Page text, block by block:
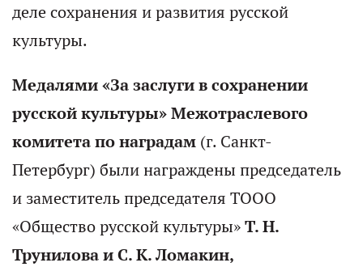
деле сохранения и развития русской
культуры.
Медалями «За заслуги в сохранении
русской культуры» Межотраслевого
комитета по наградам (г. Санкт-
Петербург) были награждены председатель
и заместитель председателя ТООО
«Общество русской культуры»Т. Н.
Трунилова и С. К. Ломакин,